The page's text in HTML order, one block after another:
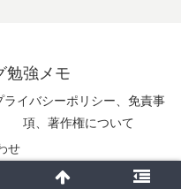
勉強メモ
ライバシーポリシー、免責事
項、著作権について
せ
グ勉強メモ.